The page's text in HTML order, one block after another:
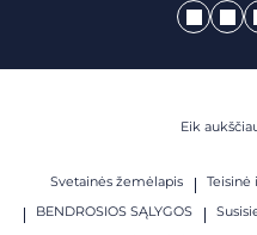
Svetainės žemėlapis
Teisinė
BENDROSIOS SĄLYGOS
Eik